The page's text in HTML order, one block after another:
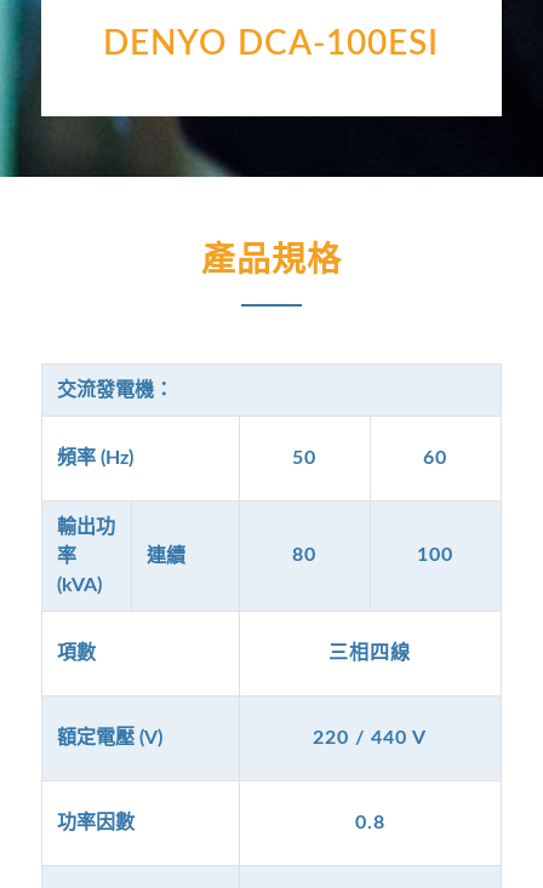
DENYO DCA-100ESI
產品規格
交流發電機：
頻率 (Hz) 50 60
輸出功
率
(kVA)
連續 80 100
項數 三相四線
額定電壓 (V) 220 / 440 V
功率因數 0.8